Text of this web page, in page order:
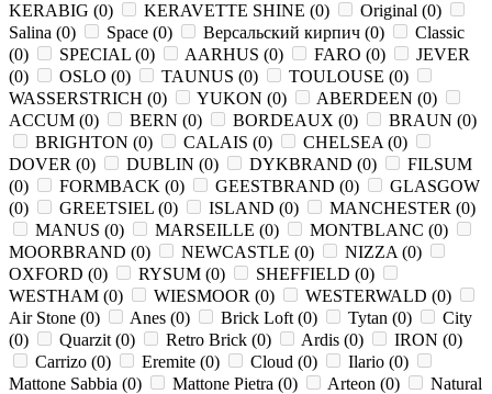
KERABIG (0) KERAVETTE SHINE (0) Original (0)
Salina (0) Space (0) Версальский кирпич (0)
Classic
(0) SPECIAL (0) AARHUS (0) FARO (0)
JEVER
(0) OSLO (0) TAUNUS (0) TOULOUSE (0)
WASSERSTRICH (0) YUKON (0) ABERDEEN (0)
ACCUM (0) BERN (0) BORDEAUX (0) BRAUN (0)
BRIGHTON (0) CALAIS (0) CHELSEA (0)
DOVER (0) DUBLIN (0) DYKBRAND (0)
FILSUM
(0) FORMBACK (0) GEESTBRAND (0)
GLASGOW
(0) GREETSIEL (0) ISLAND (0) MANCHESTER (0)
MANUS (0) MARSEILLE (0) MONTBLANC (0)
MOORBRAND (0) NEWCASTLE (0) NIZZA (0)
OXFORD (0) RYSUM (0) SHEFFIELD (0)
WESTHAM (0) WIESMOOR (0) WESTERWALD (0)
Air Stone (0) Anes (0) Brick Loft (0) Tytan (0)
City
(0) Quarzit (0) Retro Brick (0) Ardis (0) IRON (0)
Carrizo (0) Eremite (0) Cloud (0) Ilario (0)
Mattone Sabbia (0) Mattone Pietra (0) Arteon (0)
Natural